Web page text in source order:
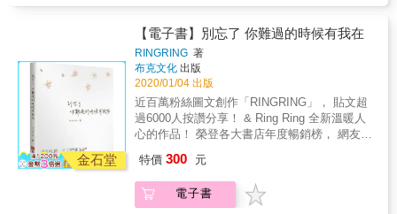
十人背後的龐大勢力，家長們的電話聯繫或
Line的通知音效每晚不絕於耳！儘管如此，所
有的辛勞與委屈都會因著孩子臉上的燦爛笑容
而消逝！ 給現在是家長或是以後也會是家長的
你： 家長是老師的教育夥伴，良好的親師溝
通，可以轉換成老師的助力，共同面對孩子的
問題。 家長理性的建議與溝通，可以有效地增
進教學效能，非理性的指責，可能是壓垮教師
熱情與教育愛的最後一根稻草喔！ 每個行業均
有其背後的辛勞，《老師，你有事嗎？》期望
以幽默的方式，讓更多人了解老師的甘苦，一
起為第一線的教育工作者加油打氣！
RingRing這個名字，藏了一個小小含意， 直接
翻譯是「響響」， 希望大家看了這些小語能多
「想想」。 慢慢的，學習 不要去看自己手中沒
有的，多看看自己擁有的； 有時候回想 就算碰
到再多的困難，最後也都是 笑笑成了人生的舊
檔案。 & 每個人都有心煩的時候， 也許你也正
陷入人生的憂愁， 希望這本書可以給你不同的
思考， 再次勇敢的面對自己。 & 別忘了， 你
難過的時候有我在！ ───｜關於內容｜─── #
所措嗎？ 你曾經因為感情讓自己的心情起伏不
定嗎？ 又或者簡單的說，你曾經因為別人而苦
金石堂
【電子書】別忘了 你難過的時候有我在
RINGRING 著
布克文化 出版
2020/01/04 出版
近百萬粉絲圖文創作「RINGRING」， 貼文超
過6000人按讚分享！ & Ring Ring 全新溫暖人
心的作品！ 榮登各大書店年度暢銷榜， 網友公
在乎你》《翻開心裡的回憶》， 獻上暖心圖文
小品。 & 純手繪的圖文搭配清新筆觸，娓娓道
出現代人的心靈深處， 偶有的善意，有時的小
特價 300 元
電子書